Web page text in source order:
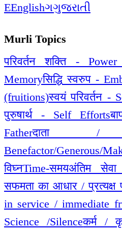
EEnglishગગુજરાતી
Murli Topics
परिवर्तन शक्ति -
Memoryसिद्धि स्वरुप -
(fruitions)स्वयं परिवर्तन -
पुरुषार्थ - Self Efforts
Fatherदाता /
Benefactor/Generous/
विघ्नTime-समयअंतिम
सफमता का आधार /
in service / immediate
Science /Silenceकर्म /